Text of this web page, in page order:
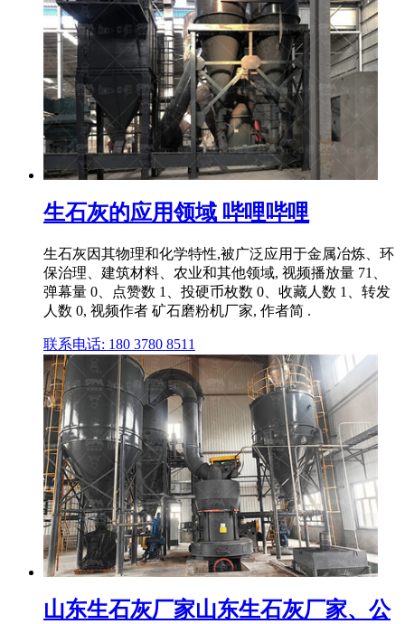
生石灰的应用领域 哔哩哔哩
生石灰因其物理和化学特性,被广泛应用于金属冶炼、环
保治理、建筑材料、农业和其他领域, 视频播放量 71、
弹幕量 0、点赞数 1、投硬币枚数 0、收藏人数 1、转发
人数 0, 视频作者 矿石磨粉机厂家, 作者简 .
联系电话: 180 3780 8511
山东生石灰厂家山东生石灰厂家、公